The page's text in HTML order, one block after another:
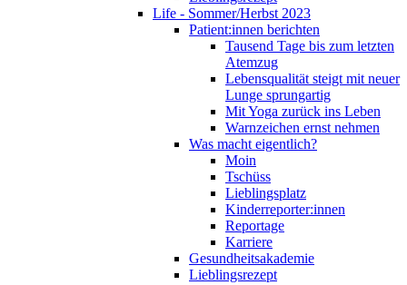
Life - Sommer/Herbst 2023
Patient:innen berichten
Tausend Tage bis zum letzten
Atemzug
Lebensqualität steigt mit neuer
Lunge sprungartig
Mit Yoga zurück ins Leben
Warnzeichen ernst nehmen
Was macht eigentlich?
Moin
Tschüss
Lieblingsplatz
Kinderreporter:innen
Reportage
Karriere
Gesundheitsakademie
Lieblingsrezept